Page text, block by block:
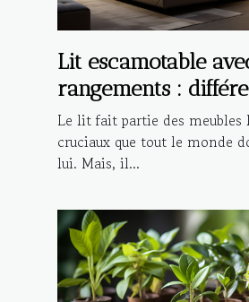
Lit escamotable
rangements :
avantages et
Le lit fait partie des meubles
cruciaux que tout le monde
lui. Mais, il...